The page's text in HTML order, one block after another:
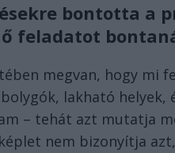
bontotta a
feladatot
megvan, hogy mi
lakható helyek,
– tehát azt mutatja
nem bizonyítja